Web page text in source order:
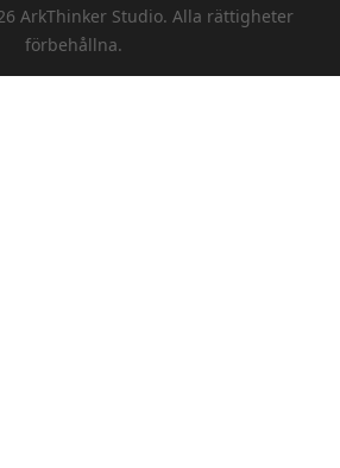
ArkThinker Studio. Alla rättigheter
förbehållna.